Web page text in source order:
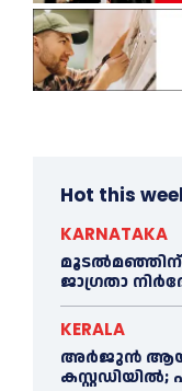
Hot this
KARNATAKA
മൂടൽമഞ്ഞിന്
ജാഗ്രതാ
KERALA
അര്‍ജുന്‍